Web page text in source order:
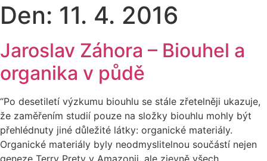
Den: 11. 4. 2016
Jaroslav Záhora – Biouhel a
organika v půdě
“Po desetiletí výzkumu biouhlu se stále zřetelněji ukazuje,
že zaměřením studií pouze na složky biouhlu mohly být
přehlédnuty jiné důležité látky: organické materiály.
Organické materiály byly neodmyslitelnou součástí nejen
geneze Terry Prety v Amazonii, ale zjevně všech